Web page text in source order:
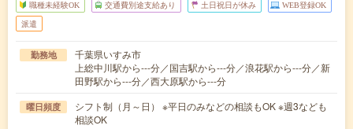
職種未経験OK 交通費別途支給あり 土日祝日が休み WEB登録OK
派遣
勤務地
千葉県いすみ市
上総中川駅から---分／国吉駅から---分／浪花駅から---分／新
田野駅から---分／西大原駅から---分
曜日頻度
シフト制（月～日） ※平日のみなどの相談もOK ※週3なども
相談OK